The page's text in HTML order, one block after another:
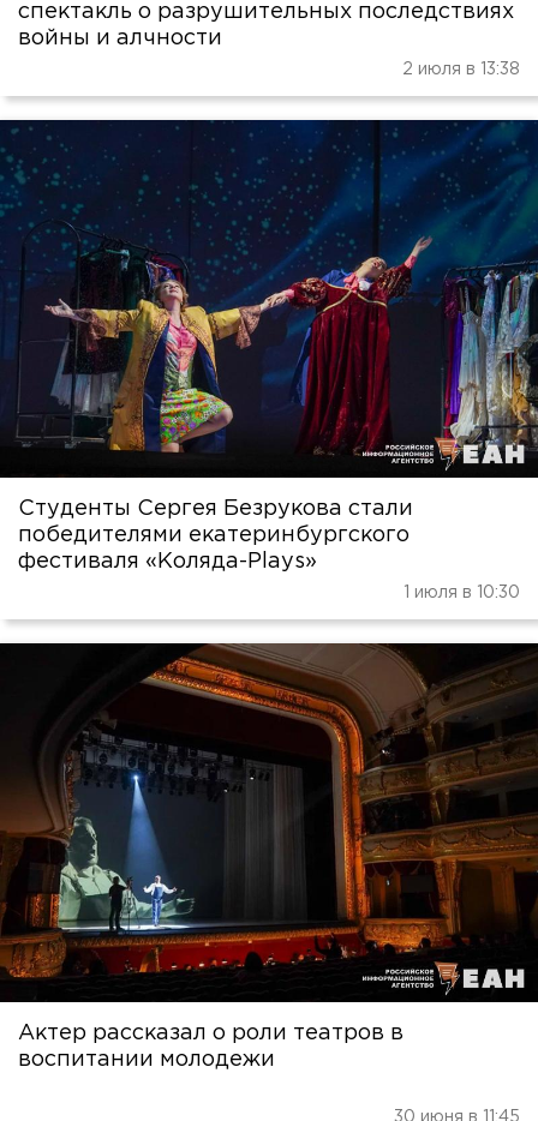
спектакль о разрушительных последствиях
войны и алчности
2 июля в 13:38
Студенты Сергея Безрукова стали
победителями екатеринбургского
фестиваля «Коляда-Plays»
1 июля в 10:30
Актер рассказал о роли театров в
воспитании молодежи
30 июня в 11:45